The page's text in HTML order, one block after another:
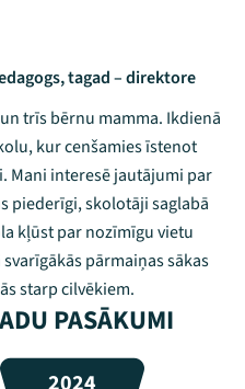
tagad – direktore
trīs bērnu mamma. Ikdienā
kur cenšamies īstenot
Mani interesē jautājumi par
piederīgi, skolotāji saglabā
kļūst par nozīmīgu vietu
pārmaiņas sākas
starp cilvēkiem.
PASĀKUMI